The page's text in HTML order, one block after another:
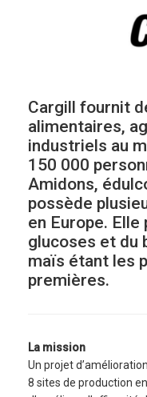
Cargill fournit
alimentaires,
industriels au
150 000
Amidons,
possède
en Europe.
glucoses et du
maïs étant les
premières.
La mission
Un projet
8 sites de production